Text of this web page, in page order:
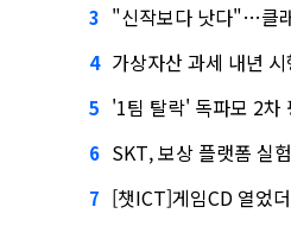
3 "신작보다 낫다"…클
4 가상자산 과세 내년 시행
5 '1팀 탈락' 독파모 2차
6 SKT, 보상 플랫폼 실
7 [챗ICT]게임CD 열었